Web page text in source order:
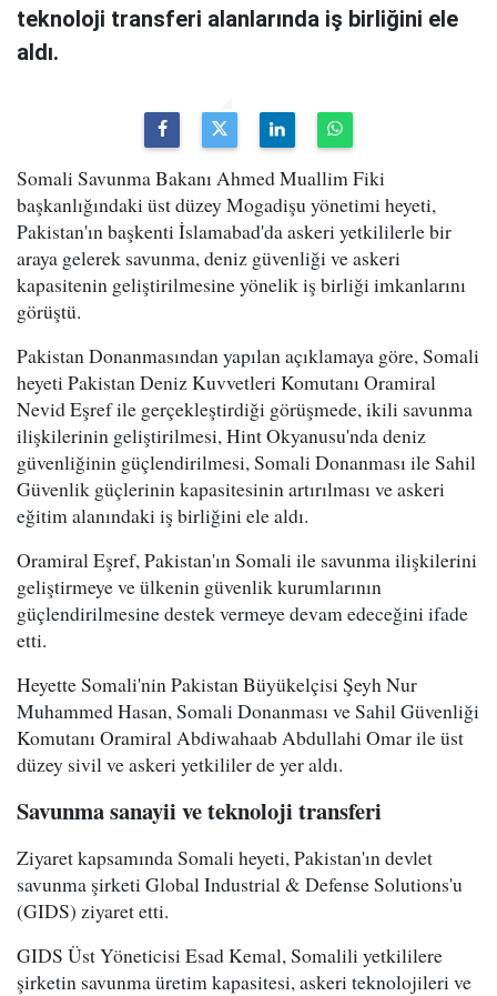
teknoloji transferi alanlarında iş birliğini ele
aldı.
Somali Savunma Bakanı Ahmed Muallim Fiki
başkanlığındaki üst düzey Mogadişu yönetimi heyeti,
Pakistan'ın başkenti İslamabad'da askeri yetkililerle bir
araya gelerek savunma, deniz güvenliği ve askeri
kapasitenin geliştirilmesine yönelik iş birliği imkanlarını
görüştü.
Pakistan Donanmasından yapılan açıklamaya göre, Somali
heyeti Pakistan Deniz Kuvvetleri Komutanı Oramiral
Nevid Eşref ile gerçekleştirdiği görüşmede, ikili savunma
ilişkilerinin geliştirilmesi, Hint Okyanusu'nda deniz
güvenliğinin güçlendirilmesi, Somali Donanması ile Sahil
Güvenlik güçlerinin kapasitesinin artırılması ve askeri
eğitim alanındaki iş birliğini ele aldı.
Oramiral Eşref, Pakistan'ın Somali ile savunma ilişkilerini
geliştirmeye ve ülkenin güvenlik kurumlarının
güçlendirilmesine destek vermeye devam edeceğini ifade
etti.
Heyette Somali'nin Pakistan Büyükelçisi Şeyh Nur
Muhammed Hasan, Somali Donanması ve Sahil Güvenliği
Komutanı Oramiral Abdiwahaab Abdullahi Omar ile üst
düzey sivil ve askeri yetkililer de yer aldı.
Savunma sanayii ve teknoloji transferi
Ziyaret kapsamında Somali heyeti, Pakistan'ın devlet
savunma şirketi Global Industrial & Defense Solutions'u
(GIDS) ziyaret etti.
GIDS Üst Yöneticisi Esad Kemal, Somalili yetkililere
şirketin savunma üretim kapasitesi, askeri teknolojileri ve